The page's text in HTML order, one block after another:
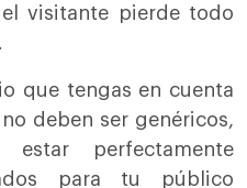
visitante pierde todo
que tengas en cuenta
deben ser genéricos,
perfectamente
para tu público